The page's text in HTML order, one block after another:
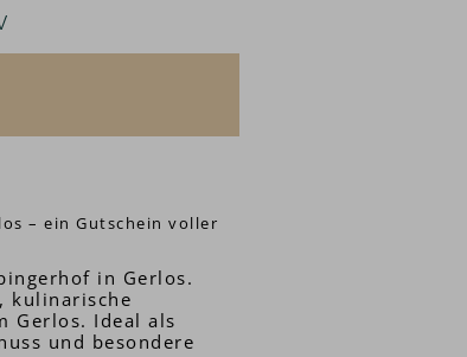
– ein Gutschein voller
in Gerlos.
kulinarische
Gerlos. Ideal als
und besondere